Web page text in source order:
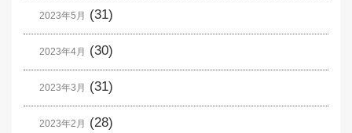
2023年5月 (31)
2023年4月 (30)
2023年3月 (31)
2023年2月 (28)